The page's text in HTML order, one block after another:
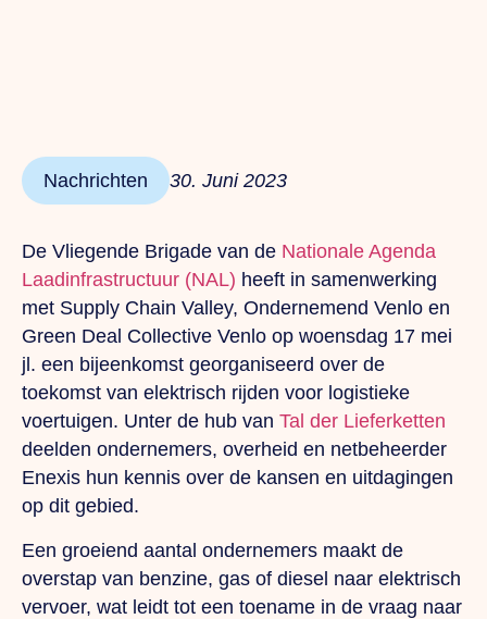
Nachrichten 30. Juni 2023
De Vliegende Brigade van de Nationale Agenda
Laadinfrastructuur (NAL) heeft in samenwerking
met Supply Chain Valley, Ondernemend Venlo en
Green Deal Collective Venlo op woensdag 17 mei
jl. een bijeenkomst georganiseerd over de
toekomst van elektrisch rijden voor logistieke
voertuigen. Unter de hub van Tal der Lieferketten
deelden ondernemers, overheid en netbeheerder
Enexis hun kennis over de kansen en uitdagingen
op dit gebied.
Een groeiend aantal ondernemers maakt de
overstap van benzine, gas of diesel naar elektrisch
vervoer, wat leidt tot een toename in de vraag naar